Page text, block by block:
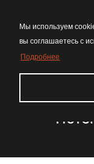
Мы используем
вы соглашаетесь с
Подробнее
КТП: